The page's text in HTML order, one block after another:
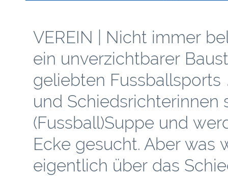
VEREIN | Nicht immer
ein unverzichtbarer
geliebten
und Schiedsrichterinnen
(Fussball)Suppe und
Ecke gesucht. Aber was
eigentlich über das